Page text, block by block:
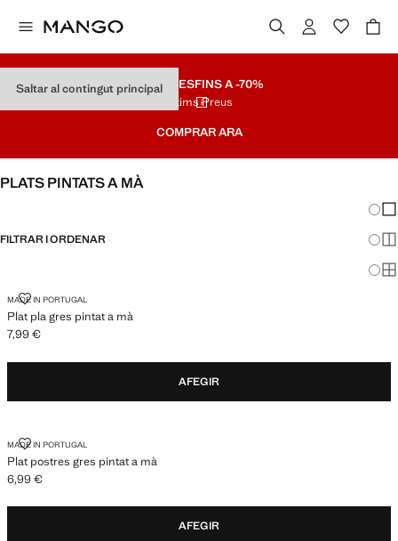
Saltar al contingut principalREBAIXESFINS A -70%
Últims Preus
COMPRAR ARA
PLATS PINTATS A MÀ
FILTRAR I ORDENAR
MADE IN PORTUGAL
Plat pla gres pintat a mà
PLAT PLA GRES PINTAT A MÀ
Preu actual [7,99 € ]
7,99 €
AFEGIR
MADE IN PORTUGAL
Plat postres gres pintat a mà
PLAT POSTRES GRES PINTAT A MÀ
Preu actual [6,99 € ]
6,99 €
AFEGIR